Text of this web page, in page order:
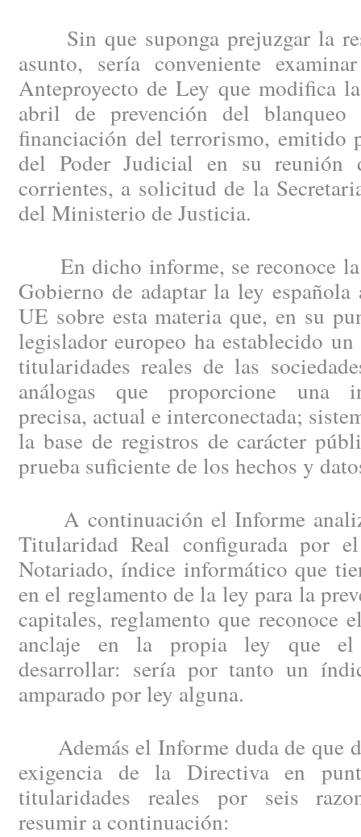
Sin que suponga prejuzgar la
asunto, sería conveniente
Anteproyecto de Ley que modifica
abril de prevención del
financiación del terrorismo, emitido
del Poder Judicial en su
corrientes, a solicitud de la
del Ministerio de Justicia.
En dicho informe, se reconoce la
Gobierno de adaptar la ley
UE sobre esta materia que, en su
legislador europeo ha establecido
titularidades reales de las
análogas que proporcione una
precisa, actual e interconectada;
la base de registros de carácter
prueba suficiente de los hechos y
A continuación el Informe
Titularidad Real configurada por
Notariado, índice informático que
en el reglamento de la ley para la
capitales, reglamento que reconoce
anclaje en la propia ley que el
desarrollar: sería por tanto un
amparado por ley alguna.
Además el Informe duda de que
exigencia de la Directiva en
titularidades reales por seis
resumir a continuación: